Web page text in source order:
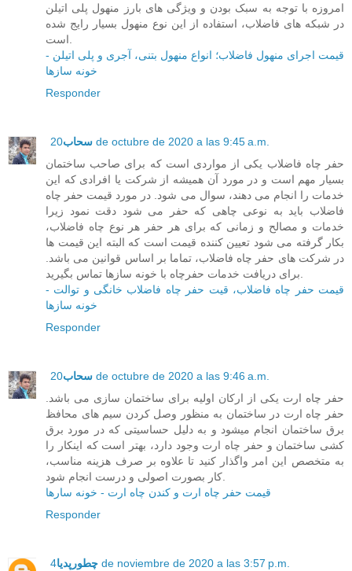
امروزه با توجه به سبک بودن و ویژگی های بارز منهول پلی اتیلن
در شبکه های فاضلاب، استفاده از این نوع منهول بسیار رایج شده
است.
قیمت اجرای منهول فاضلاب؛ انواع منهول بتنی، آجری و پلی اتیلن -
خونه سازها
Responder
سحاب 20 de octubre de 2020 a las 9:45 a.m.
حفر چاه فاضلاب یکی از مواردی است که برای صاحب ساختمان
بسیار مهم است و در مورد آن همیشه از شرکت یا افرادی که این
خدمات را انجام می دهند، سوال می شود. در مورد قیمت حفر چاه
فاضلاب باید به نوعی چاهی که حفر می شود دقت نمود زیرا
خدمات و مصالح و زمانی که برای هر حفر هر نوع چاه فاضلاب،
بکار گرفته می شود تعیین کننده قیمت است که البته این قیمت ها
در شرکت های حفر چاه فاضلاب، تماما بر اساس قوانین می باشد.
برای دریافت خدمات حفرچاه با خونه سازها تماس بگیرید.
قیمت حفر چاه فاضلاب، قیت حفر چاه فاضلاب خانگی و توالت -
خونه سازها
Responder
سحاب 20 de octubre de 2020 a las 9:46 a.m.
حفر چاه ارت یکی از ارکان اولیه برای ساختمان سازی می باشد.
حفر چاه ارت در ساختمان به منظور وصل کردن سیم های محافظ
برق ساختمان انجام میشود و به دلیل حساسیتی که در مورد برق
کشی ساختمان و حفر چاه ارت وجود دارد، بهتر است که اینکار را
به متخصص این امر واگذار کنید تا علاوه بر صرف هزینه مناسب،
کار بصورت اصولی و درست انجام شود.
قیمت حفر چاه ارت و کندن چاه ارت - خونه سارها
Responder
چطورپدیا 4 de noviembre de 2020 a las 3:57 p.m.